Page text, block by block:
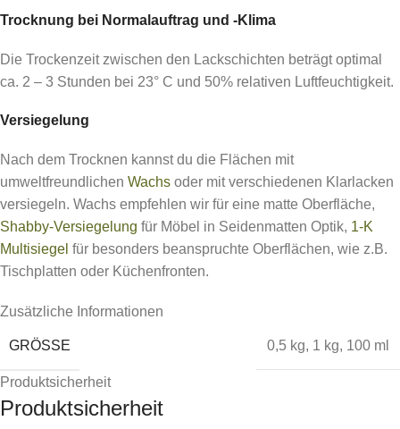
Trocknung bei Normalauftrag und -Klima
Die Trockenzeit zwischen den Lackschichten beträgt optimal
ca. 2 – 3 Stunden bei 23° C und 50% relativen Luftfeuchtigkeit.
Versiegelung
Nach dem Trocknen kannst du die Flächen mit
umweltfreundlichen Wachs oder mit verschiedenen Klarlacken
versiegeln. Wachs empfehlen wir für eine matte Oberfläche,
Shabby-Versiegelung für Möbel in Seidenmatten Optik, 1-K
Multisiegel für besonders beanspruchte Oberflächen, wie z.B.
Tischplatten oder Küchenfronten.
Zusätzliche Informationen
GRÖSSE 0,5 kg, 1 kg, 100 ml
Produktsicherheit
Produktsicherheit